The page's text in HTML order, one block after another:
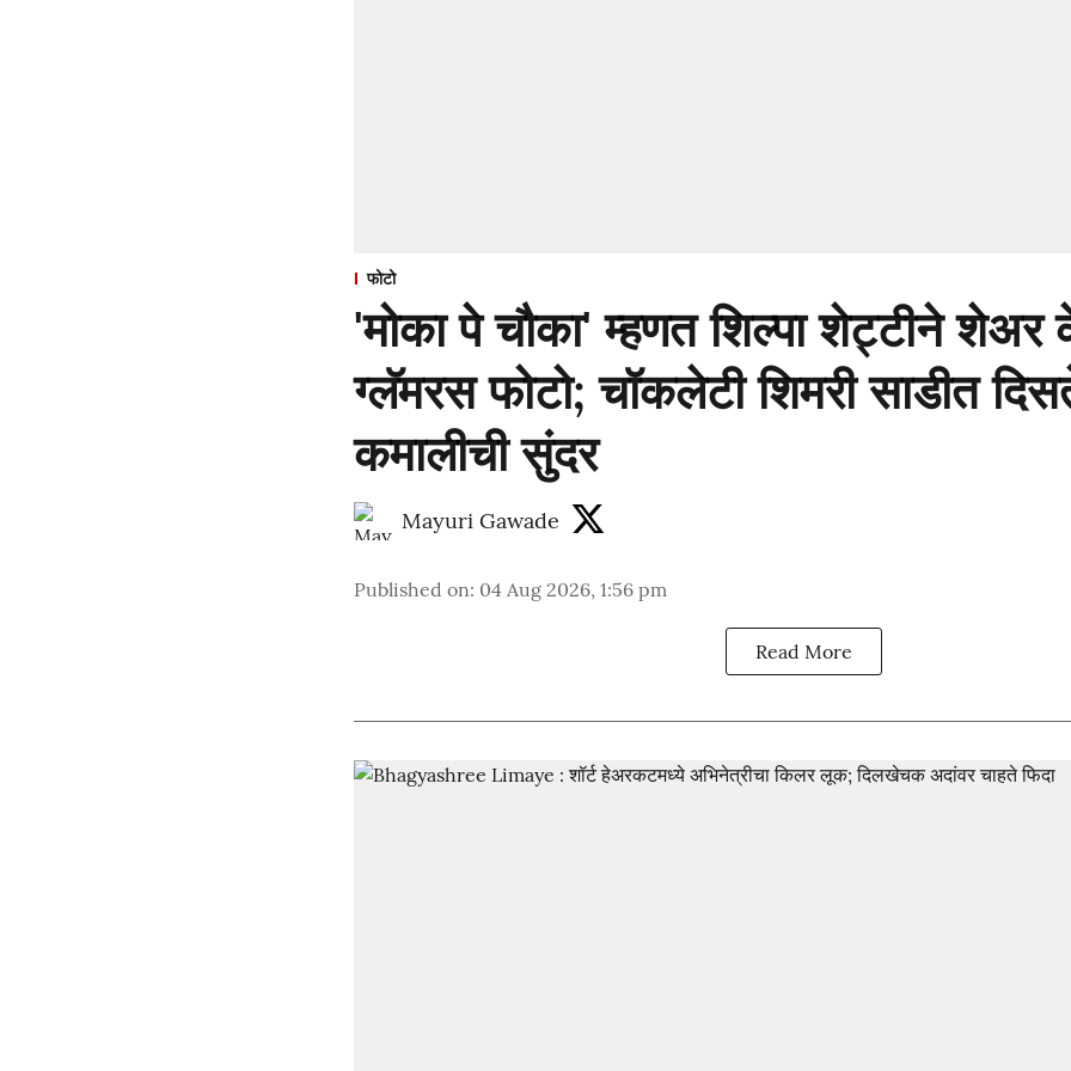
फोटो
'मोका पे चौका' म्हणत शिल्पा शेट्टीने
ग्लॅमरस फोटो; चॉकलेटी शिमरी साडीत
कमालीची सुंदर
Mayuri Gawade
Published on: 04 Aug 2026, 1:56 pm
Read More